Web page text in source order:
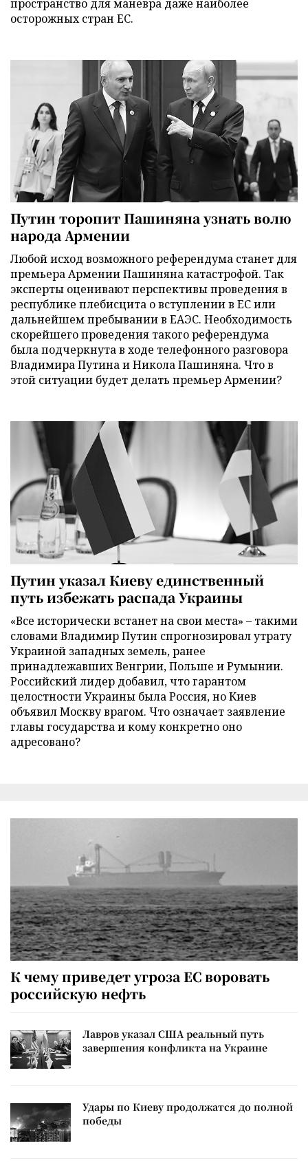
пространство для маневра даже наиболее
осторожных стран ЕС.
Путин торопит Пашиняна узнать волю
народа Армении
Любой исход возможного референдума станет для
премьера Армении Пашиняна катастрофой. Так
эксперты оценивают перспективы проведения в
республике плебисцита о вступлении в ЕС или
дальнейшем пребывании в ЕАЭС. Необходимость
скорейшего проведения такого референдума
была подчеркнута в ходе телефонного разговора
Владимира Путина и Никола Пашиняна. Что в
этой ситуации будет делать премьер Армении?
Путин указал Киеву единственный
путь избежать распада Украины
«Все исторически встанет на свои места» – такими
словами Владимир Путин спрогнозировал утрату
Украиной западных земель, ранее
принадлежавших Венгрии, Польше и Румынии.
Российский лидер добавил, что гарантом
целостности Украины была Россия, но Киев
объявил Москву врагом. Что означает заявление
главы государства и кому конкретно оно
адресовано?
К чему приведет угроза ЕС воровать
российскую нефть
Лавров указал США реальный путь
завершения конфликта на Украине
Удары по Киеву продолжатся до полной
победы